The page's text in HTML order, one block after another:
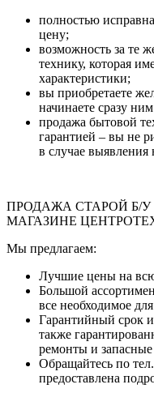
полностью
цену;
возможность за те
технику, которая
характеристики;
вы приобретаете
начинаете сразу
продажа бытовой
гарантией – вы не
в случае выявления
ПРОДАЖА СТАРОЙ Б/
МАГАЗИНЕ
Мы предлагаем:
Лучшие цены на
Большой
все необходимое
Гарантийный срок
также
ремонты и
Обращайтесь по тел.
предоставлена